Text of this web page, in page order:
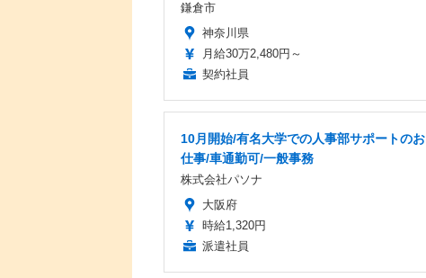
鎌倉市
神奈川県
月給30万2,480円～
契約社員
10月開始/有名大学での人事部サポートのお
仕事/車通勤可/一般事務
株式会社パソナ
大阪府
時給1,320円
派遣社員